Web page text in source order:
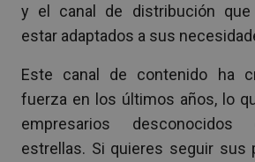
y el canal de distribución que
estar adaptados a sus
Este canal de contenido ha
fuerza en los últimos años, lo
empresarios desconocidos
estrellas. Si quieres seguir sus